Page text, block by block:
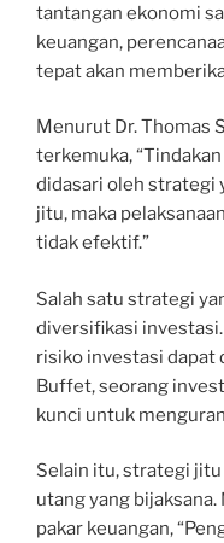
tantangan ekonomi
keuangan,
tepat akan
Menurut Dr. Thomas
terkemuka,
didasari oleh strategi
jitu, maka
tidak efektif.”
Salah satu strategi
diversifikasi
risiko investasi dapat
Buffet, seorang
kunci untuk
Selain itu, strategi
utang yang
pakar keuangan,